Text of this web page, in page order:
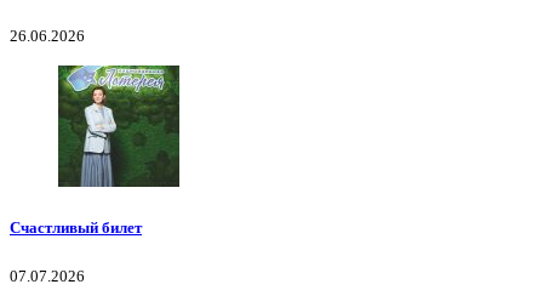
26.06.2026
Счастливый билет
07.07.2026